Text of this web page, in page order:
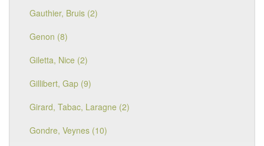
Gauthier, Bruis (2)
Genon (8)
Giletta, Nice (2)
Gillibert, Gap (9)
Girard, Tabac, Laragne (2)
Gondre, Veynes (10)